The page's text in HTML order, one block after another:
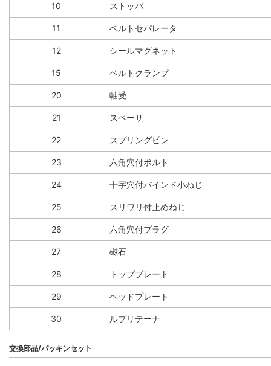
10 ストッパ
11 ベルトセパレータ
12 シールマグネット
15 ベルトクランプ
20 軸受
21 スペーサ
22 スプリングピン
23 六角穴付ボルト
24 十字穴付バインド小ねじ
25 スリワリ付止めねじ
26 六角穴付プラグ
27 磁石
28 トッププレート
29 ヘッドプレート
30 ルブリテーナ
交換部品/パッキンセット